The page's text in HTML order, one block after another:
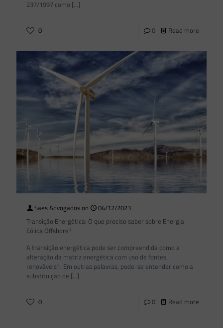
237/1997 como […]
0 0 Read more
Saes Advogadoson
04/12/2023
Transição Energética: O que preciso saber sobre Energia
Eólica Offshore?
A transição energética pode ser compreendida como a
alteração da matriz energética com uso de fontes
renováveis1. Em outras palavras, pode-se entender como a
substituição de […]
0 0 Read more